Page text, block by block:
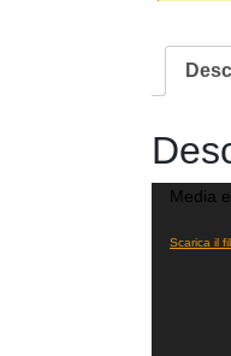
Video
Media
Scarica il